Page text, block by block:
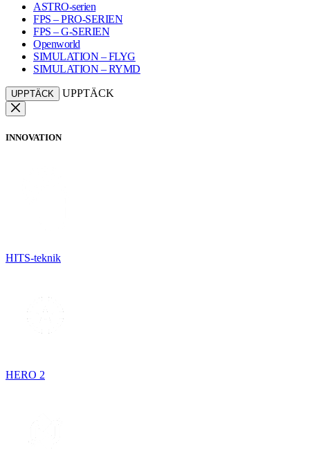
ASTRO-serien
FPS – PRO-SERIEN
FPS – G-SERIEN
Openworld
SIMULATION – FLYG
SIMULATION – RYMD
UPPTÄCK UPPTÄCK
INNOVATION
HITS-teknik
HERO 2